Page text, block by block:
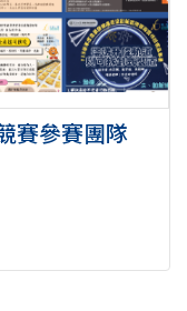
賽參賽團隊